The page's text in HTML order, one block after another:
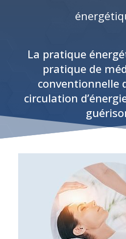
La pratique
pratique de
conventionnelle
circulation